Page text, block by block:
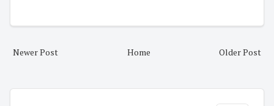
Newer Post Older Post
Home